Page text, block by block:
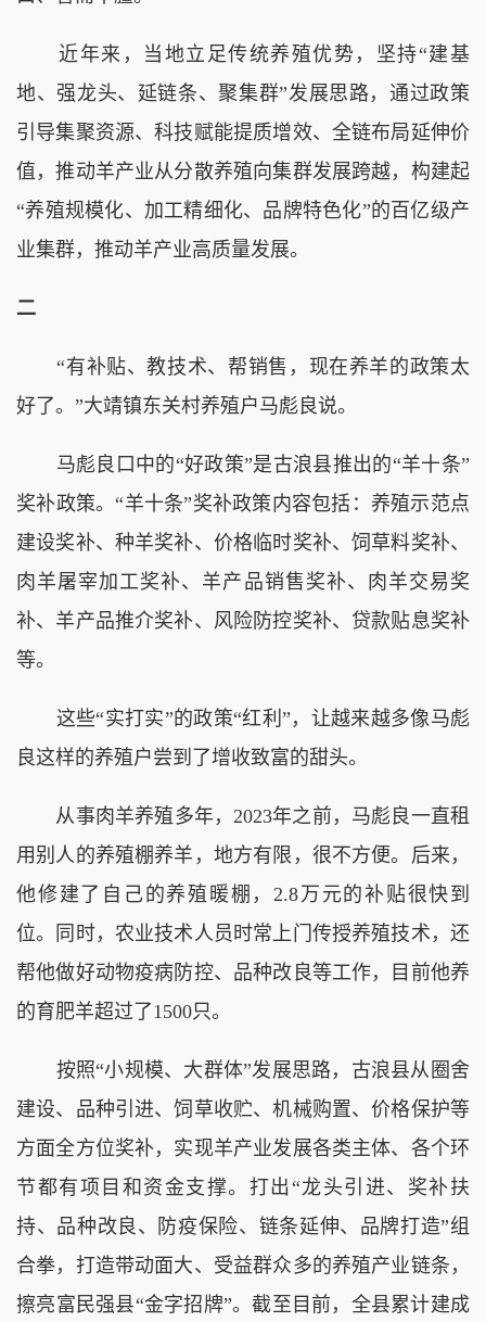
近年来，当地立足传统养殖优势，坚持“建基
地、强龙头、延链条、聚集群”发展思路，通过政策
引导集聚资源、科技赋能提质增效、全链布局延伸价
值，推动羊产业从分散养殖向集群发展跨越，构建起
“养殖规模化、加工精细化、品牌特色化”的百亿级产
业集群，推动羊产业高质量发展。
二
“有补贴、教技术、帮销售，现在养羊的政策太
好了。”大靖镇东关村养殖户马彪良说。
马彪良口中的“好政策”是古浪县推出的“羊十条”
奖补政策。“羊十条”奖补政策内容包括：养殖示范点
建设奖补、种羊奖补、价格临时奖补、饲草料奖补、
肉羊屠宰加工奖补、羊产品销售奖补、肉羊交易奖
补、羊产品推介奖补、风险防控奖补、贷款贴息奖补
等。
这些“实打实”的政策“红利”，让越来越多像马彪
良这样的养殖户尝到了增收致富的甜头。
从事肉羊养殖多年，2023年之前，马彪良一直租
用别人的养殖棚养羊，地方有限，很不方便。后来，
他修建了自己的养殖暖棚，2.8万元的补贴很快到
位。同时，农业技术人员时常上门传授养殖技术，还
帮他做好动物疫病防控、品种改良等工作，目前他养
的育肥羊超过了1500只。
按照“小规模、大群体”发展思路，古浪县从圈舍
建设、品种引进、饲草收贮、机械购置、价格保护等
方面全方位奖补，实现羊产业发展各类主体、各个环
节都有项目和资金支撑。打出“龙头引进、奖补扶
持、品种改良、防疫保险、链条延伸、品牌打造”组
合拳，打造带动面大、受益群众多的养殖产业链条，
擦亮富民强县“金字招牌”。截至目前，全县累计建成